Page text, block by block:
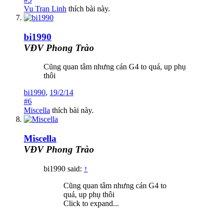
Vu Tran Linh thích bài này.
bi1990
VĐV Phong Trào
Cũng quan tâm nhưng cán G4 to quá, up phụ
thôi
bi1990, 19/2/14
#6
Miscella thích bài này.
Miscella
VĐV Phong Trào
bi1990 said: ↑
Cũng quan tâm nhưng cán G4 to
quá, up phụ thôi
Click to expand...